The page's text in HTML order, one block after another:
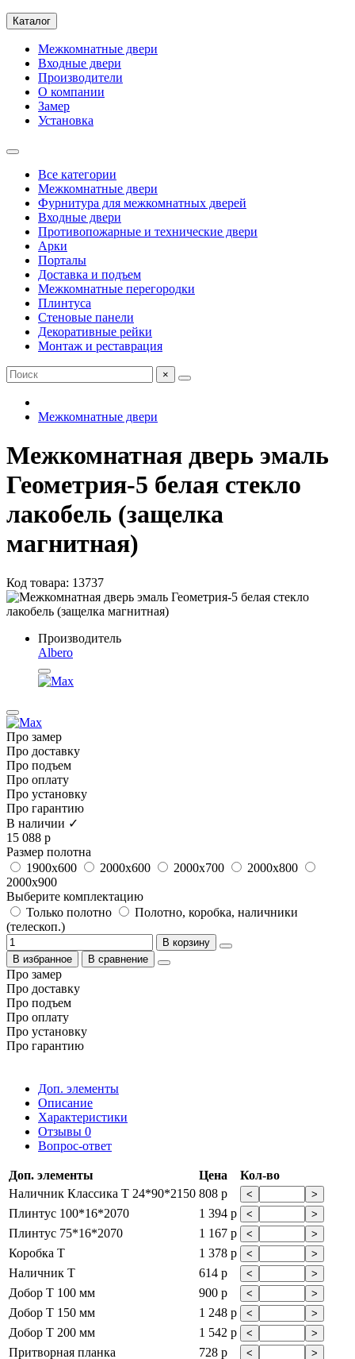
Каталог
Межкомнатные двери
Входные двери
Производители
О компании
Замер
Установка
Все категории
Межкомнатные двери
Фурнитура для межкомнатных дверей
Входные двери
Противопожарные и технические двери
Арки
Порталы
Доставка и подъем
Межкомнатные перегородки
Плинтуса
Стеновые панели
Декоративные рейки
Монтаж и реставрация
×
Межкомнатные двери
Межкомнатная дверь эмаль
Геометрия-5 белая стекло
лакобель (защелка
магнитная)
Код товара: 13737
Производитель
Albero
Про замер
Про доставку
Про подъем
Про оплату
Про установку
Про гарантию
В наличии ✓
15 088 р
Размер полотна
1900x600
2000x600 2000x700
2000x800
2000x900
Выберите комплектацию
Только полотно
Полотно, коробка, наличники
(телескоп.)
В корзину
В избранное
В сравнение
Про замер
Про доставку
Про подъем
Про оплату
Про установку
Про гарантию
Доп. элементы
Описание
Характеристики
Отзывы 0
Вопрос-ответ
Доп. элементы Цена
Кол-во
Наличник Классика Т 24*90*2150 808 р < >
Плинтус 100*16*2070 1 394 р < >
Плинтус 75*16*2070 1 167 р < >
Коробка Т 1 378 р < >
Наличник Т 614 р < >
Добор Т 100 мм 900 р < >
Добор Т 150 мм 1 248 р < >
Добор Т 200 мм 1 542 р < >
Притворная планка 728 р < >